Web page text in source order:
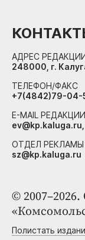
©
Полистать
АДРЕС
248000, г.
ТЕЛЕФОН/ФАКС
+7(4842)79-04-
E-MAIL РЕДАКЦИИ
ОТДЕЛ РЕКЛАМЫ
sz@kp.kaluga.ru